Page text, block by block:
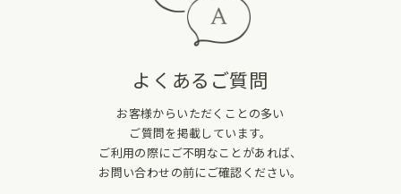
よくあるご質問
お客様からいただくことの多い
ご質問を掲載しています。
ご利用の際にご不明なことがあれば、
お問い合わせの前にご確認ください。